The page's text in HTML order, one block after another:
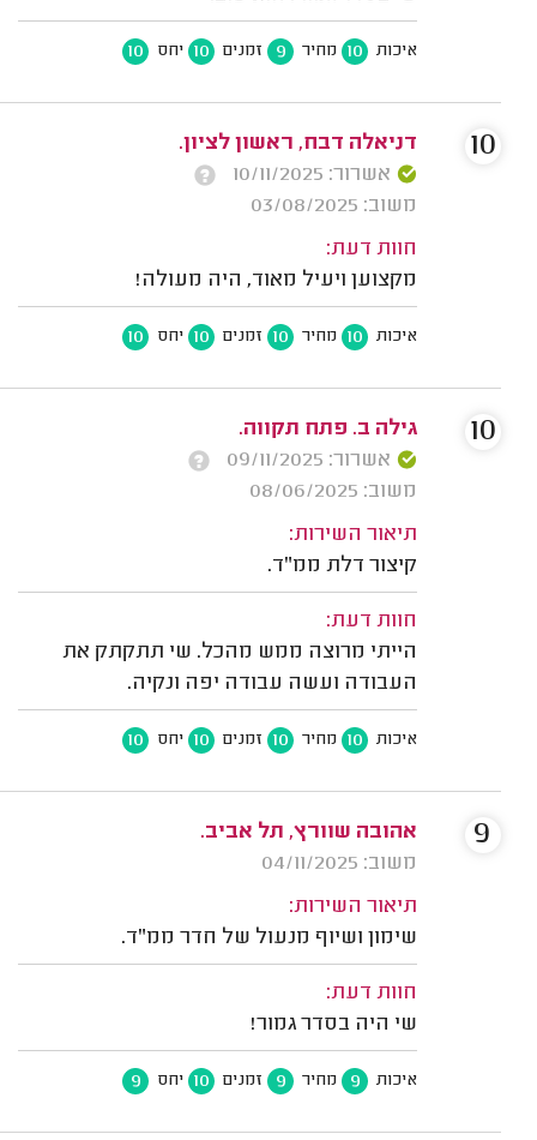
איכות 10 מחיר 9 זמנים 10 יחס 10
דניאלה דבח, ראשון לציון.
אשרור: 10/11/2025
משוב: 03/08/2025
חוות דעת:
מקצוען ויעיל מאוד, היה מעולה!
איכות 10 מחיר 10 זמנים 10 יחס 10
10
גילה ב. פתח תקווה.
אשרור: 09/11/2025
משוב: 08/06/2025
תיאור השירות:
קיצור דלת ממ"ד.
חוות דעת:
הייתי מרוצה ממש מהכל. שי תתקתק את
העבודה ועשה עבודה יפה ונקיה.
איכות 10 מחיר 10 זמנים 10 יחס 10
10
אהובה שוורץ, תל אביב.
משוב: 04/11/2025
תיאור השירות:
שימון ושיוף מנעול של חדר ממ"ד.
חוות דעת:
שי היה בסדר גמור!
איכות 9 מחיר 9 זמנים 10 יחס 9
9